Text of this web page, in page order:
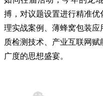
搏，对议题设置进行精准
理实战案例、薄蜂窝包装
质检测技术、产业互联网
广度的思想盛宴。